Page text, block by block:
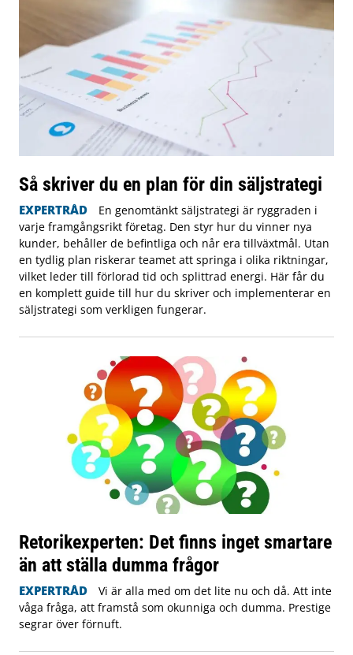
Så skriver du en plan för din säljstrategi
EXPERTRÅD
En genomtänkt säljstrategi är ryggraden i
varje framgångsrikt företag. Den styr hur du vinner nya
kunder, behåller de befintliga och når era tillväxtmål. Utan
en tydlig plan riskerar teamet att springa i olika riktningar,
vilket leder till förlorad tid och splittrad energi. Här får du
en komplett guide till hur du skriver och implementerar en
säljstrategi som verkligen fungerar.
Retorikexperten: Det finns inget smartare
än att ställa dumma frågor
EXPERTRÅD
Vi är alla med om det lite nu och då. Att inte
våga fråga, att framstå som okunniga och dumma. Prestige
segrar över förnuft.